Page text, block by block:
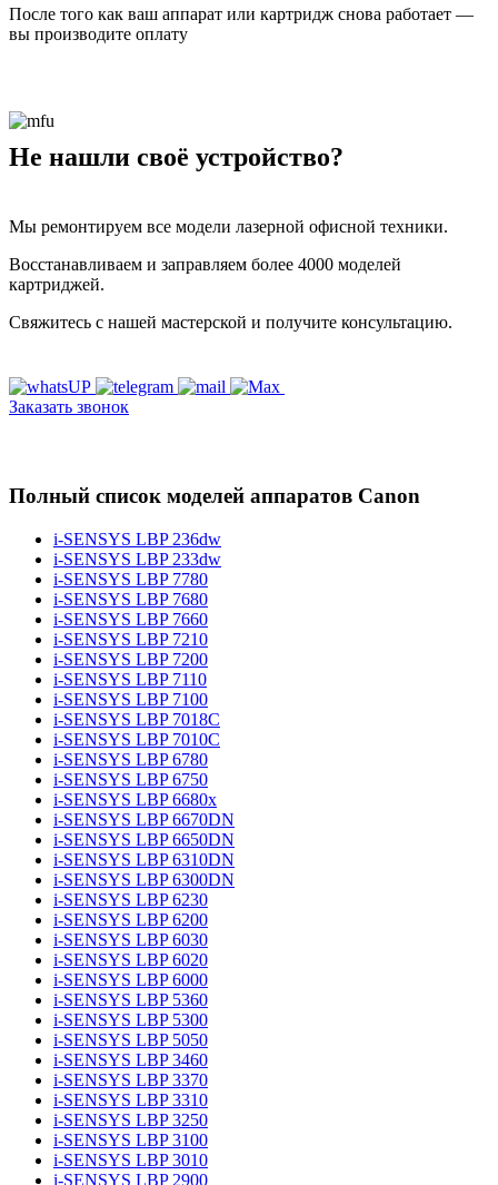
После того как ваш аппарат или картридж снова работает —
вы производите оплату
Не нашли своё устройство?
Мы ремонтируем все модели лазерной офисной техники.
Восстанавливаем и заправляем более 4000 моделей
картриджей.
Свяжитесь с нашей мастерской и получите консультацию.
Заказать звонок
Полный список моделей аппаратов Canon
i-SENSYS LBP 236dw
i-SENSYS LBP 233dw
i-SENSYS LBP 7780
i-SENSYS LBP 7680
i-SENSYS LBP 7660
i-SENSYS LBP 7210
i-SENSYS LBP 7200
i-SENSYS LBP 7110
i-SENSYS LBP 7100
i-SENSYS LBP 7018C
i-SENSYS LBP 7010C
i-SENSYS LBP 6780
i-SENSYS LBP 6750
i-SENSYS LBP 6680x
i-SENSYS LBP 6670DN
i-SENSYS LBP 6650DN
i-SENSYS LBP 6310DN
i-SENSYS LBP 6300DN
i-SENSYS LBP 6230
i-SENSYS LBP 6200
i-SENSYS LBP 6030
i-SENSYS LBP 6020
i-SENSYS LBP 6000
i-SENSYS LBP 5360
i-SENSYS LBP 5300
i-SENSYS LBP 5050
i-SENSYS LBP 3460
i-SENSYS LBP 3370
i-SENSYS LBP 3310
i-SENSYS LBP 3250
i-SENSYS LBP 3100
i-SENSYS LBP 3010
i-SENSYS LBP 2900